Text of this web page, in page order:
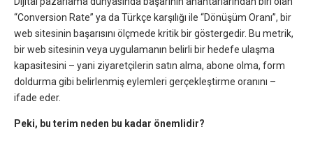
“Conversion Rate” ya da Türkçe karşılığı ile “Dönüşüm Oranı”, bir
web sitesinin başarısını ölçmede kritik bir göstergedir. Bu metrik,
bir web sitesinin veya uygulamanın belirli bir hedefe ulaşma
kapasitesini – yani ziyaretçilerin satın alma, abone olma, form
doldurma gibi belirlenmiş eylemleri gerçekleştirme oranını –
ifade eder.
Peki, bu terim neden bu kadar önemlidir?